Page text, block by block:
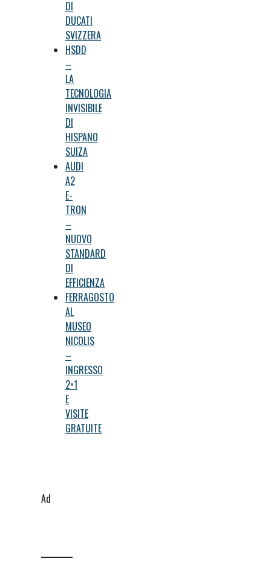
DI
DUCATI
SVIZZERA
HSDD
–
LA
TECNOLOGIA
INVISIBILE
DI
HISPANO
SUIZA
AUDI
A2
E-
TRON
–
NUOVO
STANDARD
DI
EFFICIENZA
FERRAGOSTO
AL
MUSEO
NICOLIS
–
INGRESSO
2×1
E
VISITE
GRATUITE
Ad